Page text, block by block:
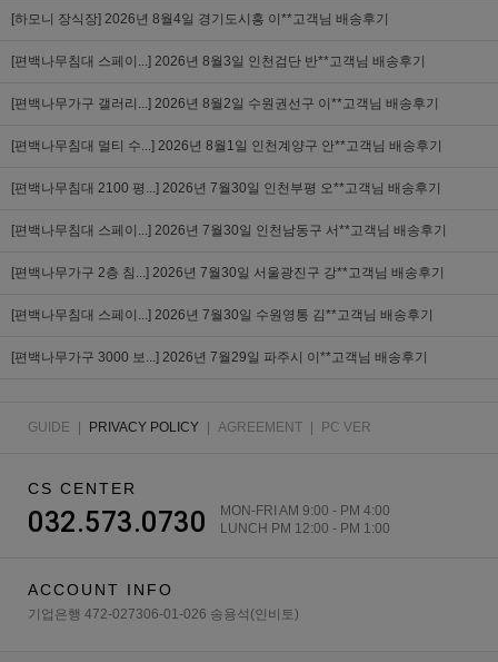
[하모니 장식장] 2026년 8월4일 경기도시흥 이**고객님 배송후기
[편백나무침대 스페이...] 2026년 8월3일 인천검단 반**고객님 배송후기
[편백나무가구 갤러리...] 2026년 8월2일 수원권선구 이**고객님 배송후기
[편백나무침대 멀티 수...] 2026년 8월1일 인천계양구 안**고객님 배송후기
[편백나무침대 2100 평...] 2026년 7월30일 인천부평 오**고객님 배송후기
[편백나무침대 스페이...] 2026년 7월30일 인천남동구 서**고객님 배송후기
[편백나무가구 2층 침...] 2026년 7월30일 서울광진구 강**고객님 배송후기
[편백나무침대 스페이...] 2026년 7월30일 수원영통 김**고객님 배송후기
[편백나무가구 3000 보...] 2026년 7월29일 파주시 이**고객님 배송후기
GUIDE PRIVACY POLICY AGREEMENT PC VER
CS CENTER
032.573.0730
MON-FRI AM 9:00 - PM 4:00
LUNCH PM 12:00 - PM 1:00
ACCOUNT INFO
기업은행 472-027306-01-026 송용석(인비토)